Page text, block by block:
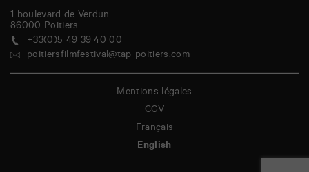
1 boulevard de Verdun
86000 Poitiers
+33(0)5 49 39 40 00
poitiersfilmfestival@tap-poitiers.com
Mentions légales
CGV
Français
English